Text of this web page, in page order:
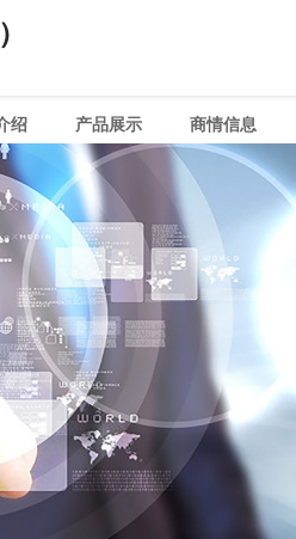
绍 产品展示 商情信息